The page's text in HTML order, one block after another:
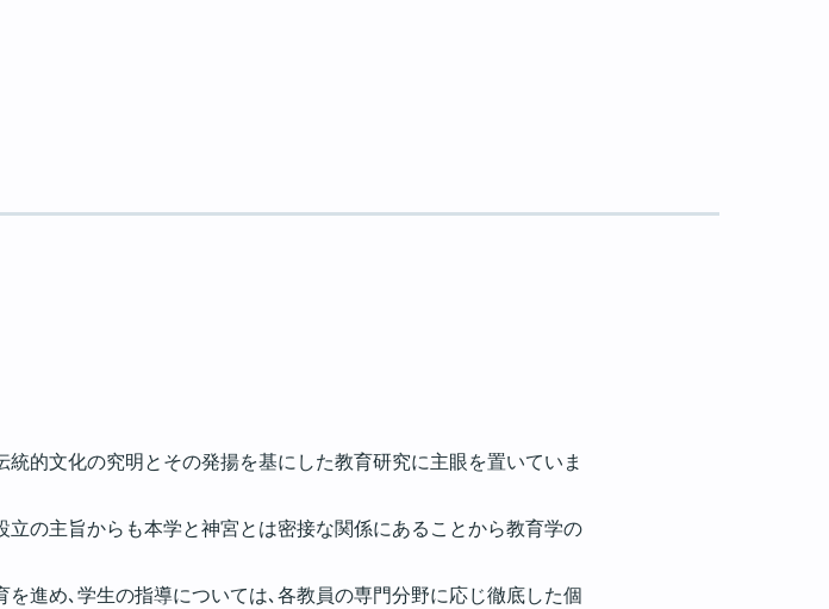
的文化の究明とその発揚を基にした教育研究に主眼を置いていま
の主旨からも本学と神宮とは密接な関係にあることから教育学の
進め､学生の指導については､各教員の専門分野に応じ徹底した個